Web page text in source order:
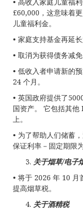
£60,000，这意味着
儿童福利金。
• 家庭支持基金再延长
• 取消为获得债务减
• 低收入者申请新的
24 个月。
• 英国政府提供了
国资产。 它包括其他
上。
• 为了帮助人们储蓄
保证利率－固定期限为
关于烟草/电子
• 将于 2026 年 10 月
提高烟草税。
关于酒精税